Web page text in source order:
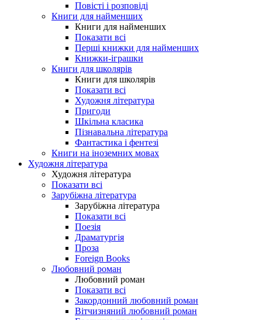
Повісті і розповіді
Книги для найменших
Книги для найменших
Показати всі
Перші книжки для найменших
Книжки-іграшки
Книги для школярів
Книги для школярів
Показати всі
Художня література
Пригоди
Шкільна класика
Пізнавальна література
Фантастика і фентезі
Книги на іноземних мовах
Художня література
Художня література
Показати всі
Зарубіжна література
Зарубіжна література
Показати всі
Поезія
Драматургія
Проза
Foreign Books
Любовний роман
Любовний роман
Показати всі
Закордонний любовний роман
Вітчизняний любовний роман